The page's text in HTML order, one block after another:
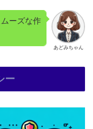
あどみちゃん
ーズな作
ー